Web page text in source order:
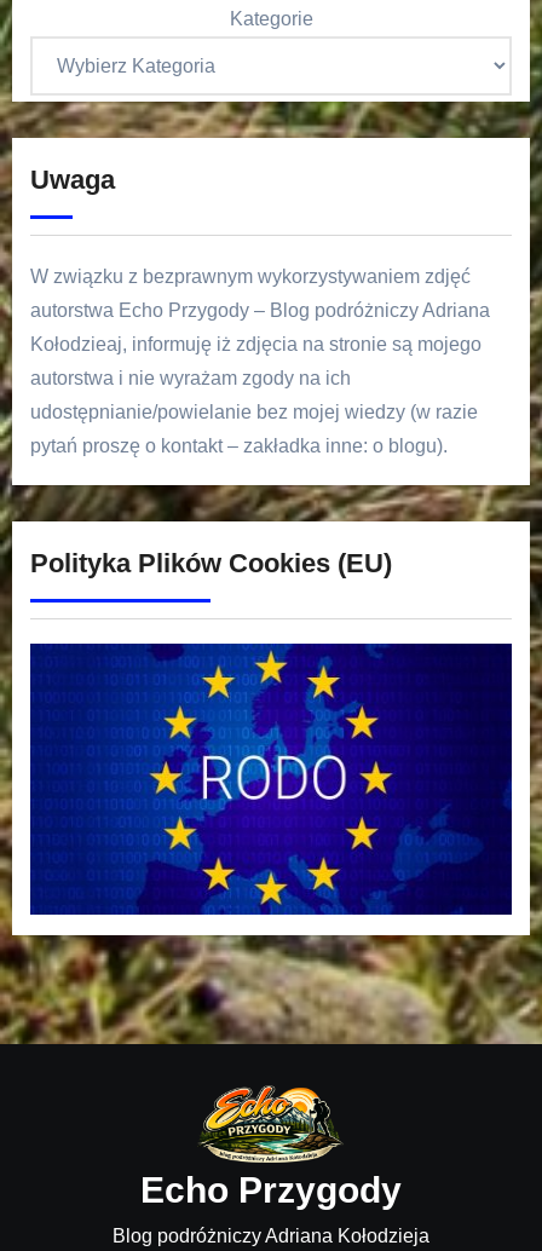
Kategorie
Uwaga
W związku z bezprawnym wykorzystywaniem zdjęć
autorstwa Echo Przygody – Blog podróżniczy Adriana
Kołodzieaj, informuję iż zdjęcia na stronie są mojego
autorstwa i nie wyrażam zgody na ich
udostępnianie/powielanie bez mojej wiedzy (w razie
pytań proszę o kontakt – zakładka inne: o blogu).
Polityka Plików Cookies (EU)
Echo Przygody
Blog podróżniczy Adriana Kołodzieja